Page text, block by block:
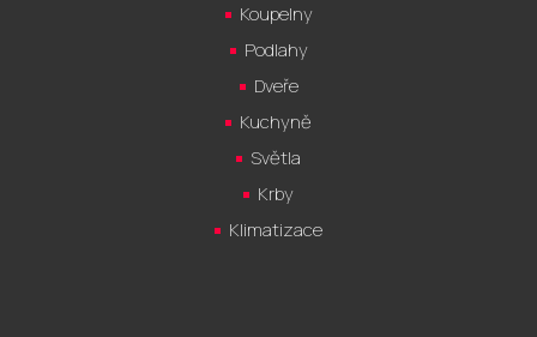
Koupelny
Podlahy
Dveře
Kuchyně
Světla
Krby
Klimatizace